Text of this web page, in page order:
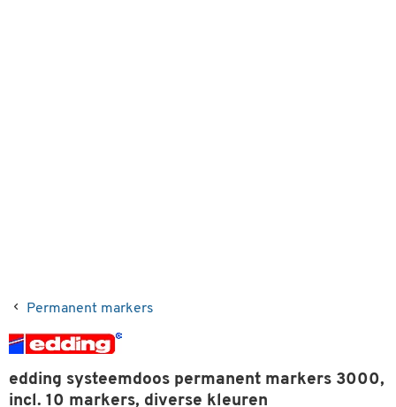
Permanent markers
edding systeemdoos permanent markers 3000,
incl. 10 markers, diverse kleuren